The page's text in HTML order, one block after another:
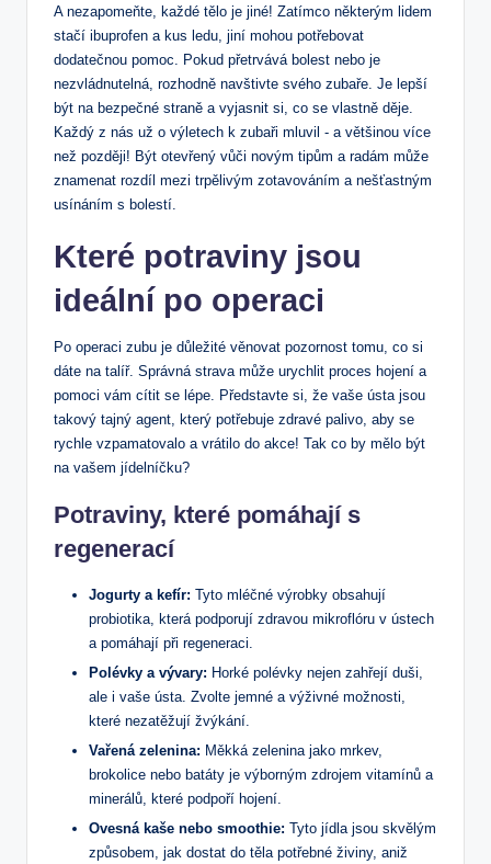
A nezapomeňte, každé tělo je jiné!‍ Zatímco⁢ některým lidem
stačí ibuprofen a kus ledu, jiní mohou‌ potřebovat‌
dodatečnou⁤ pomoc. Pokud přetrvává bolest⁤ nebo‍ je
nezvládnutelná, ‌rozhodně ​navštivte svého zubaře. Je lepší
být na ‍bezpečné straně⁣ a vyjasnit‍ si, co se vlastně​ děje.
Každý z nás už o ⁢výletech k zubaři ‌mluvil -⁣ a většinou více
než později! Být otevřený vůči novým tipům a radám může
znamenat rozdíl mezi trpělivým zotavováním a⁤ nešťastným
usínáním s bolestí.
Které potraviny jsou
‍ideální po ‍operaci
Po operaci zubu⁣ je důležité ​věnovat pozornost tomu, co si
dáte na talíř. Správná strava může urychlit‍ proces hojení a
pomoci vám ‍cítit se ⁢lépe. ⁣Představte si, že vaše ústa⁢ jsou
takový ‍tajný agent, který​ potřebuje zdravé palivo, aby ⁢se
rychle ‌vzpamatovalo ​a vrátilo do akce! Tak co by mělo být
na vašem jídelníčku?
Potraviny, které⁤ pomáhají s
regenerací
Jogurty a kefír: Tyto mléčné výrobky obsahují
probiotika, která podporují zdravou mikroflóru v ústech
a pomáhají při⁤ regeneraci.
Polévky a ​vývary: ​Horké polévky nejen zahřejí duši,‍
ale i vaše ústa. ⁤Zvolte jemné a výživné možnosti,
které nezatěžují ‌žvýkání.
Vařená zelenina: Měkká zelenina jako mrkev,
brokolice nebo batáty je ⁤výborným zdrojem vitamínů a
minerálů, které podpoří ‌hojení.
Ovesná ⁤kaše nebo smoothie: Tyto jídla jsou skvělým
způsobem, jak dostat do těla potřebné živiny, aniž